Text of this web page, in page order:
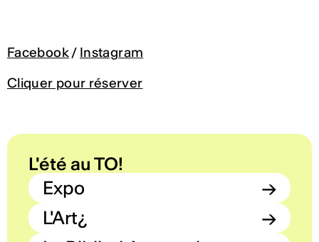
Facebook/ Instagram
Cliquer pour réserver
L'été au TO!
Expo
→
L'Art¿
→